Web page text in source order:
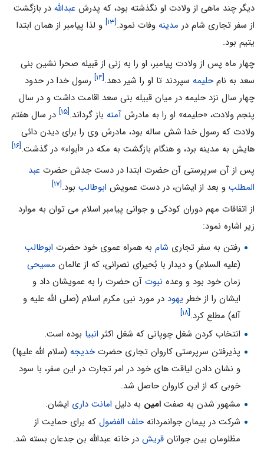
دیگر چند ماهی از ولادت او نگذشته بود، که پدرش عبداللّه در بازگشت
از سفر تجاری شام در مدینه وفات نمود.[۱۳]
و لذا پیامبر از همان ابتدا
یتیم بود.
چهار ماه پس از ولادت پیامبر، او را به زنی از قبیله صحرا نشین بنی
سعد به نامحلیمه سپردند تا او را شیر دهد.[۱۴]
رسول خدا در حدود
چهار سال نزد حلیمه در میان قبیله بنى سعد اقامت داشت و در سال
پنجم ولادت، «حلیمه» او را به مادرش آمنه باز گرداند.[۱۵]
در سال هفتم
ولادت که رسول خدا شش ساله بود، مادرش وى را براى‏ دیدن دائى
‏هایش به مدینه برد، و هنگام بازگشت به مکه در «أبواء» در گذشت‏.[۱۶]
پس از آن سرپرستی آن حضرت ابتدا در دست جدش حضرت عبد
المطلب و بعد از ایشان، در دست عمویش ابوطالب بود.[۱۷]
از اتفاقات مهم دوران کودکی و جوانی پیامبر اسلام می توان به موارد
زیر اشاره نمود:
رفتن به سفر تجاری شامبه همراه عموی خود حضرت ابوطالب
(علیه السلام) و دیدار با بُحیرای نصرانی، که از عالمان مسیحی
زمان خود بود و وعده نبوتآن حضرت را به عمویشان داد و
ایشان را از خطر یهود در مورد نبی مکرم اسلام (صلی الله علیه و
آله) مطلع کرد.[۱۸]
انتخاب کردن شغل چوپانی که شغل اکثر انبیا بوده است.
پذیرفتن سرپرستی کاروان تجاری حضرتخدیجه(سلام الله علیها)
و نشان دادن لیاقت های خود در امر تجارت در این سفر، با سود
خوبی که از این کاروان حاصل شد.
مشهور شدن به صفت امین به دلیل امانت داری ایشان.
شرکت در پیمان جوانمردانهحلف الفضول که برای حمایت از
مظلومان بین جوانان قریشدر خانه عبدالله بن جدعان بسته شد.